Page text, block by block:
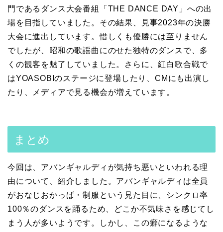
門であるダンス大会番組「THE DANCE DAY」への出
場を目指していました。その結果、見事2023年の決勝
大会に進出しています。惜しくも優勝には至りません
でしたが、昭和の歌謡曲にのせた独特のダンスで、多
くの観客を魅了していました。さらに、紅白歌合戦で
はYOASOBIのステージに登場したり、CMにも出演し
たり、メディアで見る機会が増えています。
まとめ
今回は、アバンギャルディが気持ち悪いといわれる理
由について、紹介しました。アバンギャルディは全員
がおなじおかっぱ・制服という見た目に、シンクロ率
100％のダンスを踊るため、どこか不気味さを感じてし
まう人が多いようです。しかし、この癖になるような